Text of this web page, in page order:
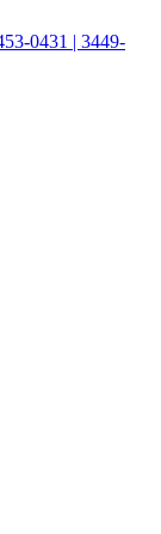
0431 | 3449-